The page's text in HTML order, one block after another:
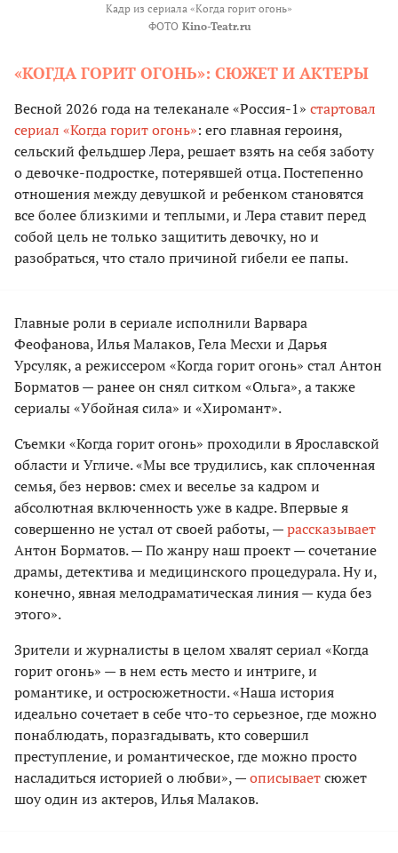
Кадр из сериала «Когда горит огонь»
ФОТО Kino-Teatr.ru
«КОГДА ГОРИТ ОГОНЬ»: СЮЖЕТ И АКТЕРЫ
Весной 2026 года на телеканале «Россия-1» стартовал
сериал «Когда горит огонь»: его главная героиня,
сельский фельдшер Лера, решает взять на себя заботу
о девочке-подростке, потерявшей отца. Постепенно
отношения между девушкой и ребенком становятся
все более близкими и теплыми, и Лера ставит перед
собой цель не только защитить девочку, но и
разобраться, что стало причиной гибели ее папы.
Главные роли в сериале исполнили Варвара
Феофанова, Илья Малаков, Гела Месхи и Дарья
Урсуляк, а режиссером «Когда горит огонь» стал Антон
Борматов — ранее он снял ситком «Ольга», а также
сериалы «Убойная сила» и «Хиромант».
Съемки «Когда горит огонь» проходили в Ярославской
области и Угличе. «Мы все трудились, как сплоченная
семья, без нервов: смех и веселье за кадром и
абсолютная включенность уже в кадре. Впервые я
совершенно не устал от своей работы, —рассказывает
Антон Борматов. — По жанру наш проект — сочетание
драмы, детектива и медицинского процедурала. Ну и,
конечно, явная мелодраматическая линия — куда без
этого».
Зрители и журналисты в целом хвалят сериал «Когда
горит огонь» — в нем есть место и интриге, и
романтике, и остросюжетности. «Наша история
идеально сочетает в себе что-то серьезное, где можно
понаблюдать, поразгадывать, кто совершил
преступление, и романтическое, где можно просто
насладиться историей о любви», —описываетсюжет
шоу один из актеров, Илья Малаков.